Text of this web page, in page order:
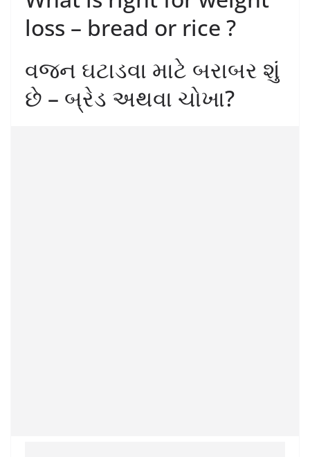
loss – bread or rice ?
વજન ઘટાડવા માટે બરાબર શું
છે – બ્રેડ અથવા ચોખા?